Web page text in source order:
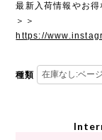
最新入荷情報やお得
＞＞
https://
種類